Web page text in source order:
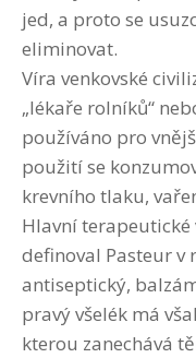
jed, a proto se
eliminovat.
Víra venkovské
„lékaře rolníků“
používáno pro
použití se
krevního tlaku,
Hlavní terapeutické
definoval Pasteur v
antiseptický,
pravý všelék má
kterou zanechává